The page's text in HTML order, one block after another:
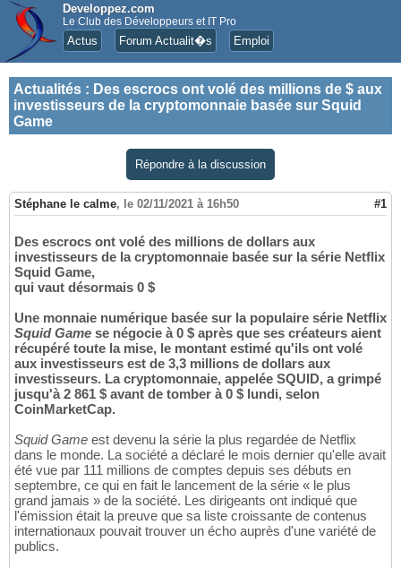
Developpez.com
Le Club des Développeurs et IT Pro
Actus Forum Actualit�s Emploi
Actualités : Des escrocs ont volé des millions de $ aux
investisseurs de la cryptomonnaie basée sur Squid
Game
Répondre à la discussion
Stéphane le calme, le 02/11/2021 à 16h50 #1
Des escrocs ont volé des millions de dollars aux
investisseurs de la cryptomonnaie basée sur la série Netflix
Squid Game,
qui vaut désormais 0 $
Une monnaie numérique basée sur la populaire série Netflix
Squid Game se négocie à 0 $ après que ses créateurs aient
récupéré toute la mise, le montant estimé qu'ils ont volé
aux investisseurs est de 3,3 millions de dollars aux
investisseurs. La cryptomonnaie, appelée SQUID, a grimpé
jusqu'à 2 861 $ avant de tomber à 0 $ lundi, selon
CoinMarketCap.
Squid Game est devenu la série la plus regardée de Netflix
dans le monde. La société a déclaré le mois dernier qu'elle avait
été vue par 111 millions de comptes depuis ses débuts en
septembre, ce qui en fait le lancement de la série « le plus
grand jamais » de la société. Les dirigeants ont indiqué que
l'émission était la preuve que sa liste croissante de contenus
internationaux pouvait trouver un écho auprès d'une variété de
publics.